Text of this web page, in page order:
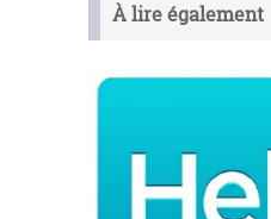
À lire également